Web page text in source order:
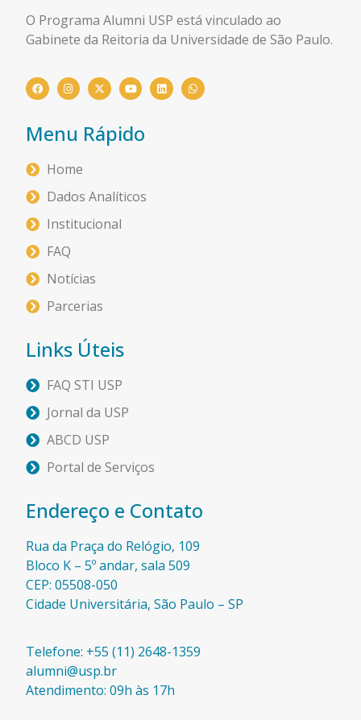
O Programa Alumni USP está vinculado ao
Gabinete da Reitoria da Universidade de São Paulo.
Menu Rápido
Home
Dados Analíticos
Institucional
FAQ
Notícias
Parcerias
Links Úteis
FAQ STI USP
Jornal da USP
ABCD USP
Portal de Serviços
Endereço e Contato
Rua da Praça do Relógio, 109
Bloco K – 5º andar, sala 509
CEP: 05508-050
Cidade Universitária, São Paulo – SP​
Telefone: +55 (11) 2648-1359
alumni@usp.br
Atendimento: 09h às 17h